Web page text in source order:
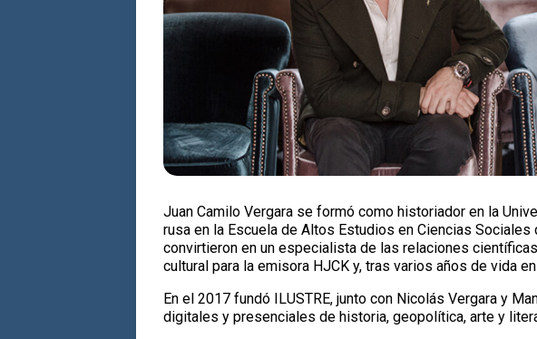
Juan Camilo Vergara se formó como historiador en la
rusa en la Escuela de Altos Estudios en Ciencias
convirtieron en un especialista de las relaciones
cultural para la emisora HJCK y, tras varios años de vida
En el 2017 fundó ILUSTRE, junto con Nicolás Vergara y
digitales y presenciales de historia, geopolítica, arte y